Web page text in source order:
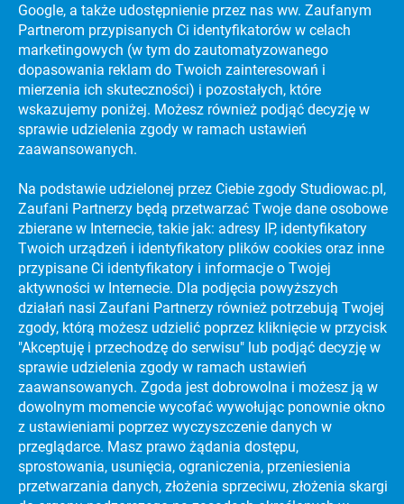
KATALOG UCZELNI WYŻSZYCH
PREVIEW SECTION
PORADNIKI
STRES NA MATURZE
PORADNIKI
JAK ZDAĆ MATURĘ?
PORADNIKI
CIEKAWE KIERUNKI STUDIÓW
PORADNIKI
EFEKTYWNA NAUKA
PORADNIKI
DARMOWY KURS MATURALNY!
Google, a także udostępnienie przez nas ww. Zaufanym
Partnerom przypisanych Ci identyfikatorów w celach
marketingowych (w tym do zautoma­tyzo­wanego
dopasowania reklam do Twoich zainteresowań i
mierzenia ich skuteczności) i pozostałych, które
wskazujemy poniżej. Możesz również podjąć decyzję w
sprawie udzielenia zgody w ramach ustawień
zaawansowanych.
Na podstawie udzielonej przez Ciebie zgody Studiowac.pl,
Zaufani Partnerzy będą przetwarzać Twoje dane osobowe
zbierane w Internecie, takie jak: adresy IP, identyfikatory
Twoich urządzeń i identyfikatory plików cookies oraz inne
przypisane Ci identyfikatory i informacje o Twojej
aktywności w Internecie. Dla podjęcia powyższych
działań nasi Zaufani Partnerzy również potrzebują Twojej
zgody, którą możesz udzielić poprzez kliknięcie w przycisk
"Akceptuję i przechodzę do serwisu" lub podjąć decyzję w
sprawie udzielenia zgody w ramach ustawień
zaawansowanych. Zgoda jest dobrowolna i możesz ją w
dowolnym momencie wycofać wywołując ponownie okno
z ustawieniami poprzez wyczyszczenie danych w
przeglądarce. Masz prawo żądania dostępu,
sprostowania, usunięcia, ograniczenia, przeniesienia
przetwarzania danych, złożenia sprzeciwu, złożenia skargi